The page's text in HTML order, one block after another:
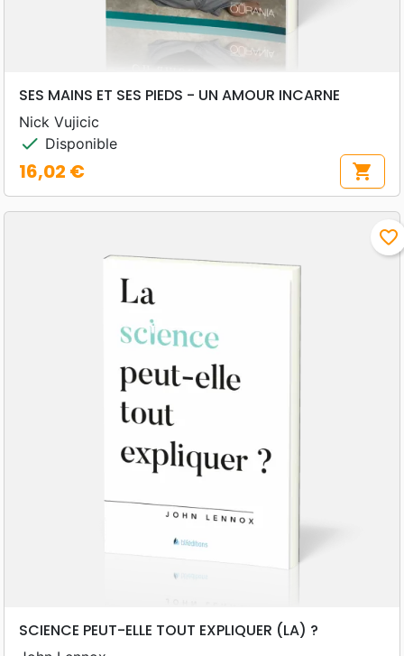
SES MAINS ET SES PIEDS - UN AMOUR INCARNE
Nick Vujicic
check Disponible
Prix
16,02 € shopping_cart
favorite_border
SCIENCE PEUT-ELLE TOUT EXPLIQUER (LA) ?